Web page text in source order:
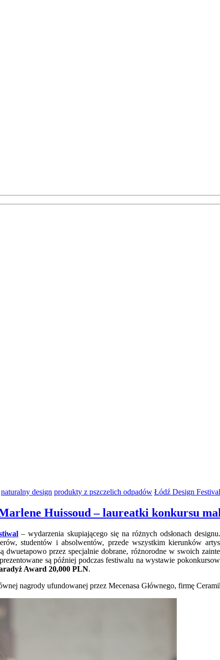
naturalny design produkty z pszczelich odpadów Łódź Design
Huissoud – laureatki konkursu
– wydarzenia skupiającego się na różnych odsłonach
studentów i absolwentów, przede wszystkim kierunków
przez specjalnie dobrane, różnorodne w swoich
są później podczas festiwalu na wystawie
Award 20,000 PLN.
nagrody ufundowanej przez Mecenasa Głównego, firmę